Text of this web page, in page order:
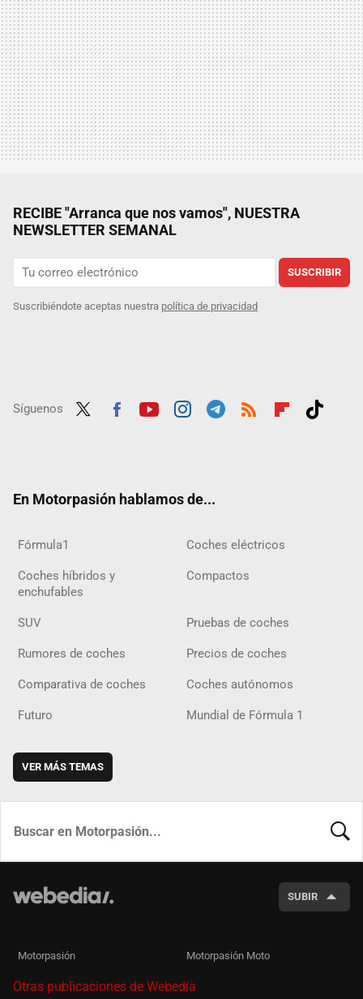
RECIBE "Arranca que nos vamos", NUESTRA
NEWSLETTER SEMANAL
SUSCRIBIR
Suscribiéndote aceptas nuestra política de privacidad
Síguenos
En Motorpasión hablamos de...
Fórmula1 Coches eléctricos
Coches híbridos y
enchufables
Compactos
SUV Pruebas de coches
Rumores de coches Precios de coches
Comparativa de coches Coches autónomos
Futuro Mundial de Fórmula 1
VER MÁS TEMAS
SUBIR
Motorpasión Motorpasión Moto
Otras publicaciones de Webedia